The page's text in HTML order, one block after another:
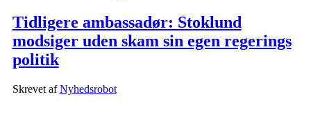
Tidligere ambassadør: Stoklund
modsiger uden skam sin egen regerings
politik
Skrevet afNyhedsrobot